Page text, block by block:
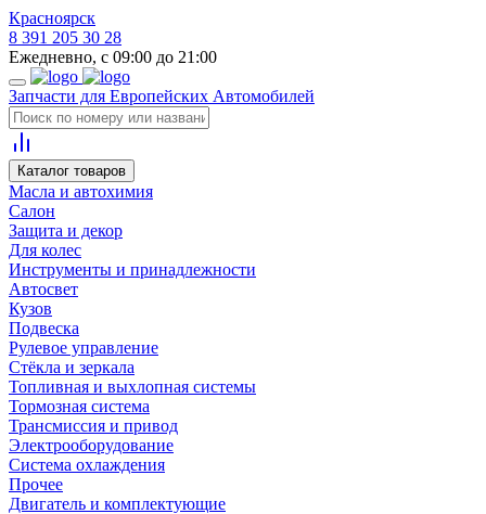
Красноярск
8 391 205 30 28
Ежедневно, с 09:00 до 21:00
Запчасти для Европейских Автомобилей
Каталог товаров
Масла и автохимия
Салон
Защита и декор
Для колес
Инструменты и принадлежности
Автосвет
Кузов
Подвеска
Рулевое управление
Стёкла и зеркала
Топливная и выхлопная системы
Тормозная система
Трансмиссия и привод
Электрооборудование
Система охлаждения
Прочее
Двигатель и комплектующие